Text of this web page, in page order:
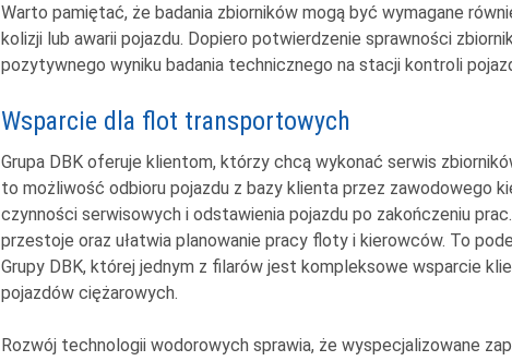
Warto pamiętać, że badania zbiorników mogą być wymagane
kolizji lub awarii pojazdu. Dopiero potwierdzenie sprawności
pozytywnego wyniku badania technicznego na stacji kontroli
Wsparcie dla flot transportowych
Grupa DBK oferuje klientom, którzy chcą wykonać serwis
to możliwość odbioru pojazdu z bazy klienta przez zawodowego
czynności serwisowych i odstawienia pojazdu po zakończeniu
przestoje oraz ułatwia planowanie pracy floty i kierowców. To
Grupy DBK, której jednym z filarów jest kompleksowe wsparcie
pojazdów ciężarowych.
Rozwój technologii wodorowych sprawia, że wyspecjalizowane